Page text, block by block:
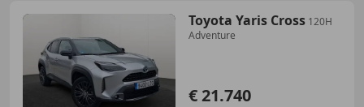
Toyota Yaris Cross 120H
Adventure
€ 21.740